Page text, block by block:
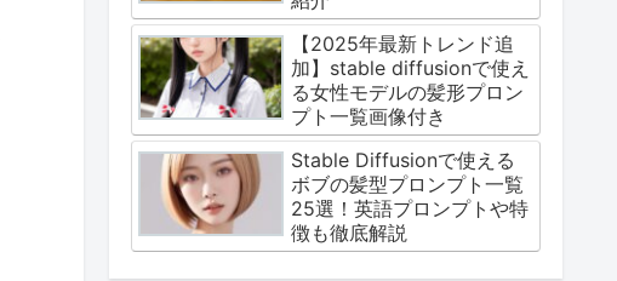
【2025年最新トレンド追
加】stable diffusionで使え
る女性モデルの髪形プロン
プト一覧画像付き
Stable Diffusionで使える
ボブの髪型プロンプト一覧
25選！英語プロンプトや特
徴も徹底解説